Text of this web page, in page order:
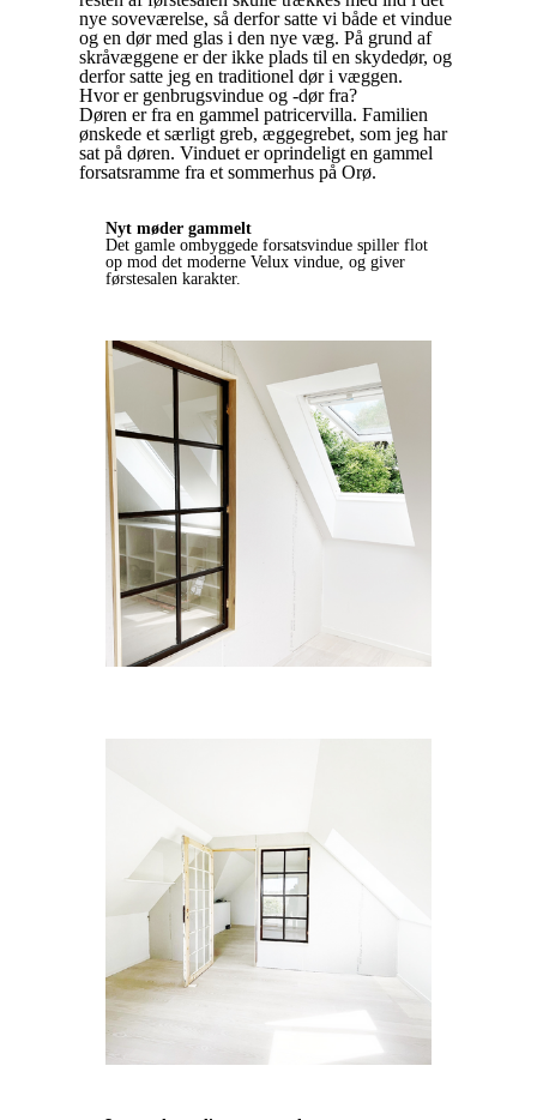
nye soveværelse, så derfor satte vi både et vindue
og en dør med glas i den nye væg. På grund af
skråvæggene er der ikke plads til en skydedør, og
derfor satte jeg en traditionel dør i væggen.
Hvor er genbrugsvindue og -dør fra?
Døren er fra en gammel patricervilla. Familien
ønskede et særligt greb, æggegrebet, som jeg har
sat på døren. Vinduet er oprindeligt en gammel
forsatsramme fra et sommerhus på Orø.
Nyt møder gammelt
Det gamle ombyggede forsatsvindue spiller flot
op mod det moderne Velux vindue, og giver
førstesalen karakter.